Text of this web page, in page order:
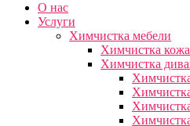
О нас
Услуги
Химчистка мебели
Химчистка
Химчистка